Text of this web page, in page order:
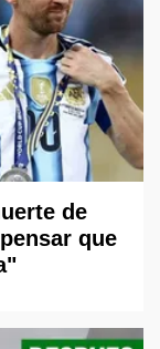
de
que